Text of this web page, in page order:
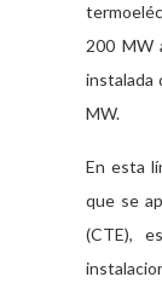
200 MW
instalada
MW.
En esta
que se
(CTE),